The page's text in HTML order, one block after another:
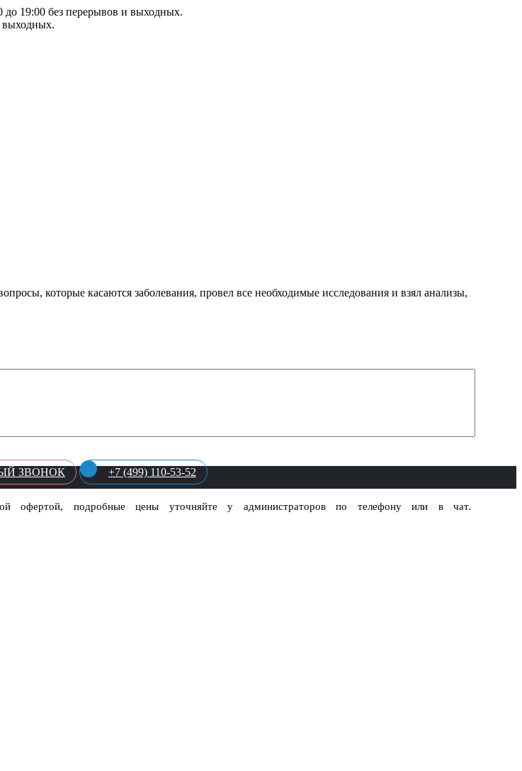
19:00 без перерывов и выходных.
выходных.
которые касаются заболевания, провел все необходимые исследования и взял анализы,
ЗВОНОК +7 (499) 110-53-52
офертой, подробные цены уточняйте у администраторов по телефону или в чат.